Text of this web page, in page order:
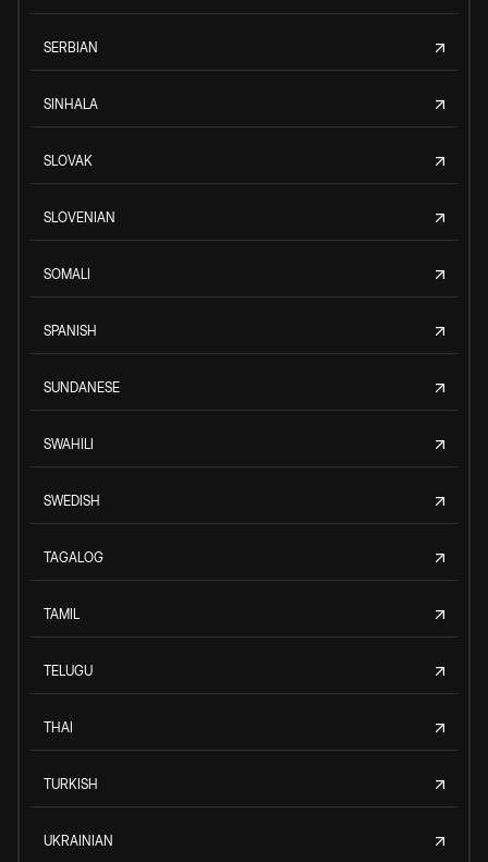
SERBIAN
SINHALA
SLOVAK
SLOVENIAN
SOMALI
SPANISH
SUNDANESE
SWAHILI
SWEDISH
TAGALOG
TAMIL
TELUGU
THAI
TURKISH
UKRAINIAN